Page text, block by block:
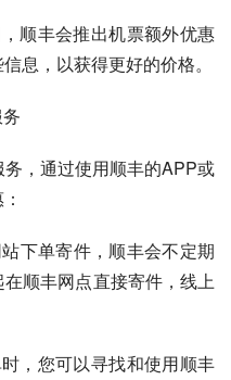
顺丰会推出机票额外优惠
息，以获得更好的价格。
，通过使用顺丰的APP或
下单寄件，顺丰会不定期
顺丰网点直接寄件，线上
，您可以寻找和使用顺丰